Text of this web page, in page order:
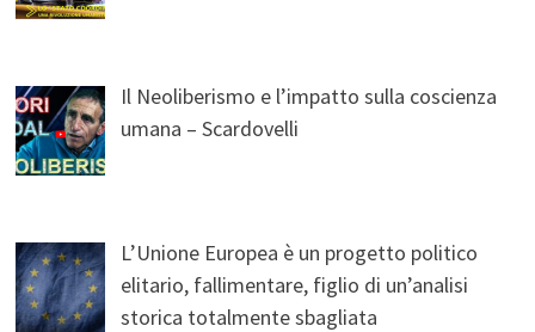
Il Neoliberismo e l’impatto sulla coscienza
umana – Scardovelli
L’Unione Europea è un progetto politico
elitario, fallimentare, figlio di un’analisi
storica totalmente sbagliata